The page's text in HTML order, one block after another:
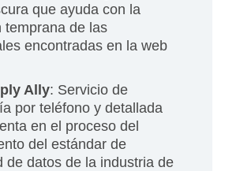
que ayuda con la
temprana de las
encontradas en la web
Ally: Servicio de
por teléfono y detallada
en el proceso del
del estándar de
de datos de la industria de